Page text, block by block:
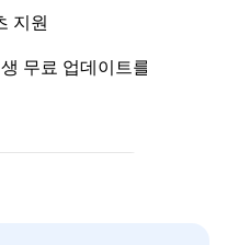
지원
무료 업데이트를 제공